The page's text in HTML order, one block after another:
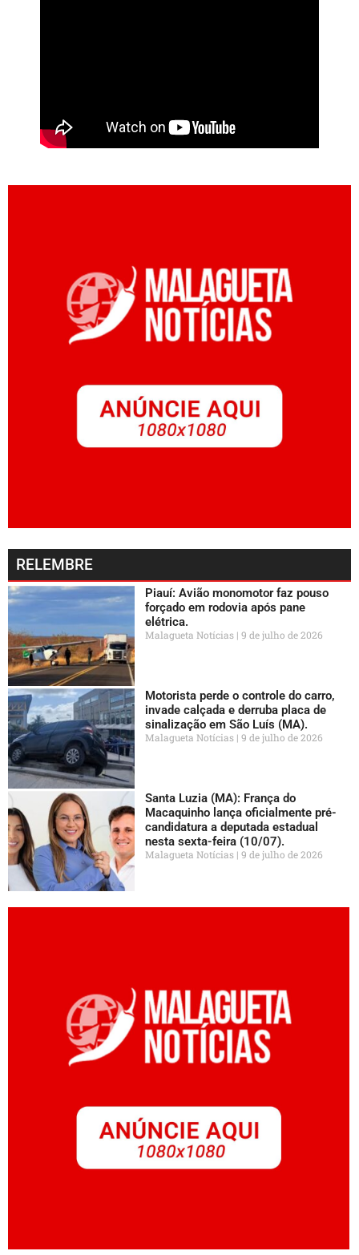
RELEMBRE
Piauí: Avião monomotor faz pouso
forçado em rodovia após pane
elétrica.
Malagueta Notícias 9 de julho de 2026
Motorista perde o controle do carro,
invade calçada e derruba placa de
sinalização em São Luís (MA).
Malagueta Notícias 9 de julho de 2026
Santa Luzia (MA): França do
Macaquinho lança oficialmente pré-
candidatura a deputada estadual
nesta sexta-feira (10/07).
Malagueta Notícias 9 de julho de 2026